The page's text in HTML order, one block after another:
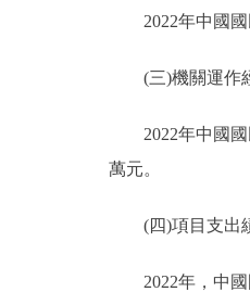
2022年中國國
(三)機關運作
2022年中國國
萬元。
(四)項目支出
2022年，中國